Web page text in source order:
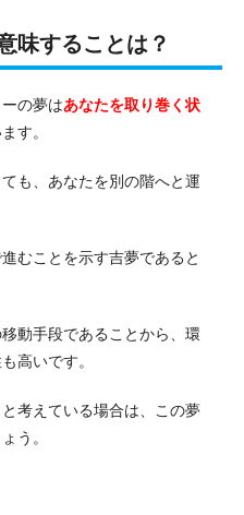
味することは？
の夢はあなたを取り巻く状
す。
も、あなたを別の階へと運
むことを示す吉夢であると
動手段であることから、環
高いです。
考えている場合は、この夢
う。